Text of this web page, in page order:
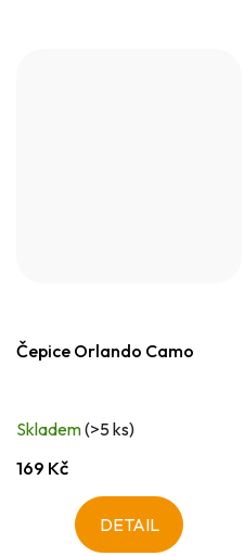
Čepice Orlando Camo
Skladem(>5 ks)
169 Kč
DETAIL